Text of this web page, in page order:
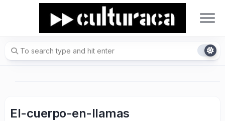
El-cuerpo-en-llamas